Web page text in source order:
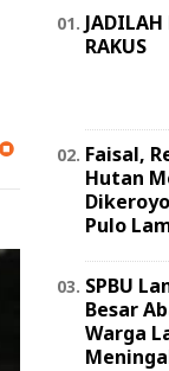
RAKUS
Faisal,
Hutan
Pulo
SPBU
Besar
Warga